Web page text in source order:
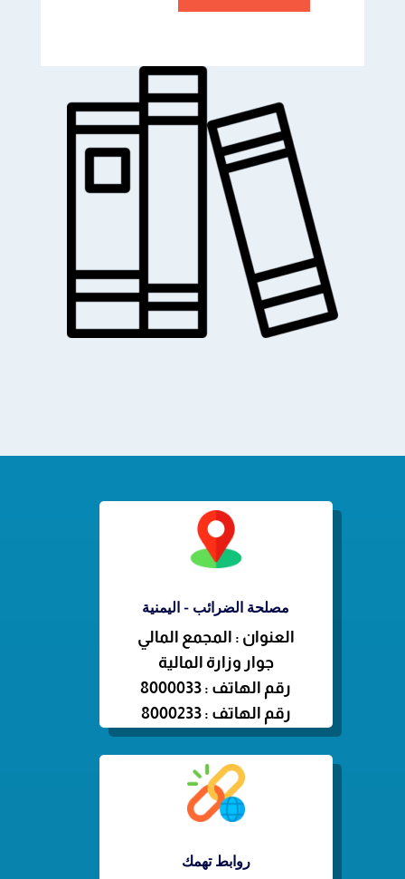
مصلحة الضرائب - اليمنية
العنوان : المجمع المالي
جوار وزارة المالية
رقم الهاتف : 8000033
رقم الهاتف : 8000233
روابط تهمك